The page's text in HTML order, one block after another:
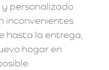
personalizado
inconvenientes.
hasta la entrega,
hogar en